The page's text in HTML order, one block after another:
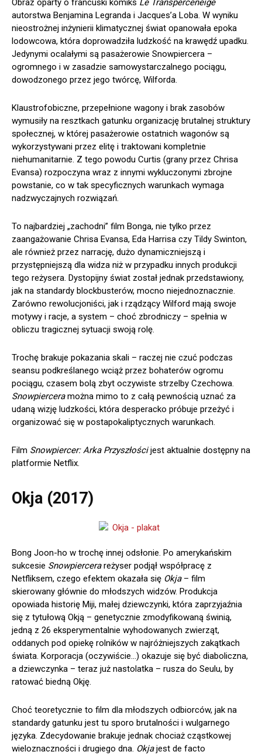
Obraz oparty o francuski komiks Le Transperceneige
autorstwa Benjamina Legranda i Jacques’a Loba. W wyniku
nieostrożnej inżynierii klimatycznej świat opanowała epoka
lodowcowa, która doprowadziła ludzkość na krawędź upadku.
Jedynymi ocalałymi są pasażerowie Snowpiercera –
ogromnego i w zasadzie samowystarczalnego pociągu,
dowodzonego przez jego twórcę, Wilforda.
Klaustrofobiczne, przepełnione wagony i brak zasobów
wymusiły na resztkach gatunku organizację brutalnej struktury
społecznej, w której pasażerowie ostatnich wagonów są
wykorzystywani przez elitę i traktowani kompletnie
niehumanitarnie. Z tego powodu Curtis (grany przez Chrisa
Evansa) rozpoczyna wraz z innymi wykluczonymi zbrojne
powstanie, co w tak specyficznych warunkach wymaga
nadzwyczajnych rozwiązań.
To najbardziej „zachodni” film Bonga, nie tylko przez
zaangażowanie Chrisa Evansa, Eda Harrisa czy Tildy Swinton,
ale również przez narrację, dużo dynamiczniejszą i
przystępniejszą dla widza niż w przypadku innych produkcji
tego reżysera. Dystopijny świat został jednak przedstawiony,
jak na standardy blockbusterów, mocno niejednoznacznie.
Zarówno rewolucjoniści, jak i rządzący Wilford mają swoje
motywy i racje, a system – choć zbrodniczy – spełnia w
obliczu tragicznej sytuacji swoją rolę.
Trochę brakuje pokazania skali – raczej nie czuć podczas
seansu podkreślanego wciąż przez bohaterów ogromu
pociągu, czasem bolą zbyt oczywiste strzelby Czechowa.
Snowpierceramożna mimo to z całą pewnością uznać za
udaną wizję ludzkości, która desperacko próbuje przeżyć i
organizować się w postapokaliptycznych warunkach.
Film Snowpiercer: Arka Przyszłościjest aktualnie dostępny na
platformie Netflix.
Okja (2017)
Bong Joon-ho w trochę innej odsłonie. Po amerykańskim
sukcesie Snowpiercerareżyser podjął współpracę z
Netfliksem, czego efektem okazała się Okja – film
skierowany głównie do młodszych widzów. Produkcja
opowiada historię Miji, małej dziewczynki, która zaprzyjaźnia
się z tytułową Okją – genetycznie zmodyfikowaną świnią,
jedną z 26 eksperymentalnie wyhodowanych zwierząt,
oddanych pod opiekę rolników w najróżniejszych zakątkach
świata. Korporacja (oczywiście…) okazuje się być diaboliczna,
a dziewczynka – teraz już nastolatka – rusza do Seulu, by
ratować biedną Okję.
Choć teoretycznie to film dla młodszych odbiorców, jak na
standardy gatunku jest tu sporo brutalności i wulgarnego
języka. Zdecydowanie brakuje jednak chociaż cząstkowej
wieloznaczności i drugiego dna. Okjajest de facto